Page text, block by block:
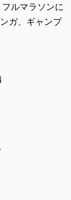
ルマラソンに
ガ、ギャンブ